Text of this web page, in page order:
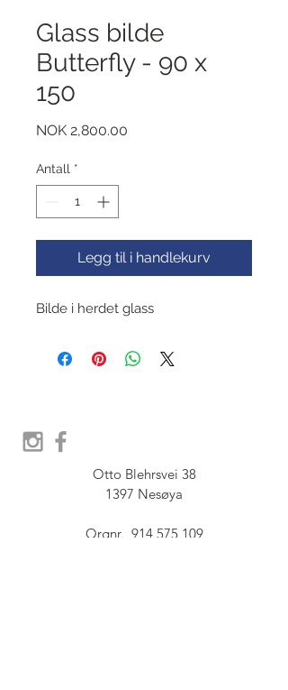
Glass bilde
Butterfly - 90 x
150
NOK 2,800.00
Antall *
Legg til i handlekurv
Bilde i herdet glass
Otto Blehrsvei 38
1397 Nesøya
Orgnr.  914 575 109